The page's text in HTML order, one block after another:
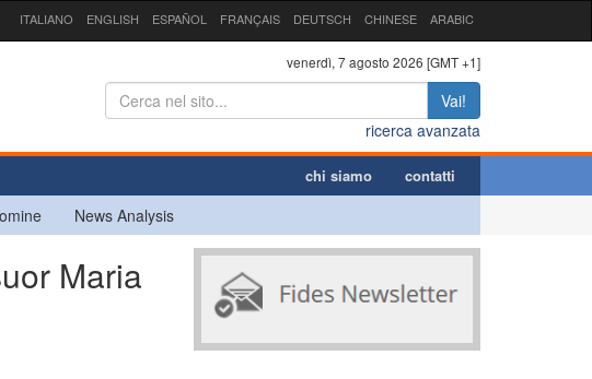
ITALIANO ENGLISH ESPAÑOL FRANÇAIS DEUTSCH CHINESE ARABIC
venerdì, 7 agosto 2026 [GMT +1]
Vai!
ricerca avanzata
chi siamo contatti
News Analysis
Maria